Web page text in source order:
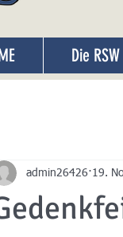
Die RSW
admin26426 19.